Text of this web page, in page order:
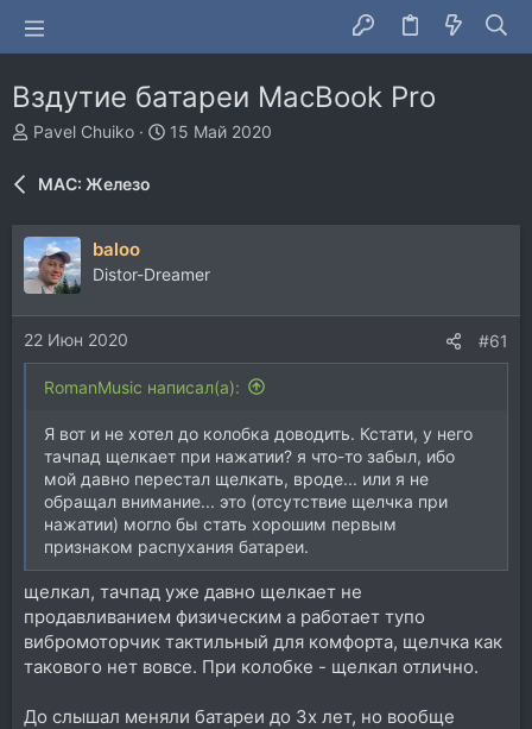
Вздутие батареи MacBook Pro
А
т
р
т
е
м
Pavel Chuiko
Д
н
15 Май 2020
MAC: Железо
baloo
Distor-Dreamer
22 Июн 2020 #61
RomanMusic написал(а):
Я вот и не хотел до колобка доводить. Кстати, у него
тачпад щелкает при нажатии? я что-то забыл, ибо
мой давно перестал щелкать, вроде... или я не
обращал внимание... это (отсутствие щелчка при
нажатии) могло бы стать хорошим первым
признаком распухания батареи.
щелкал, тачпад уже давно щелкает не
продавливанием физическим а работает тупо
вибромоторчик тактильный для комфорта, щелчка как
такового нет вовсе. При колобке - щелкал отлично.
До слышал меняли батареи до 3х лет, но вообще